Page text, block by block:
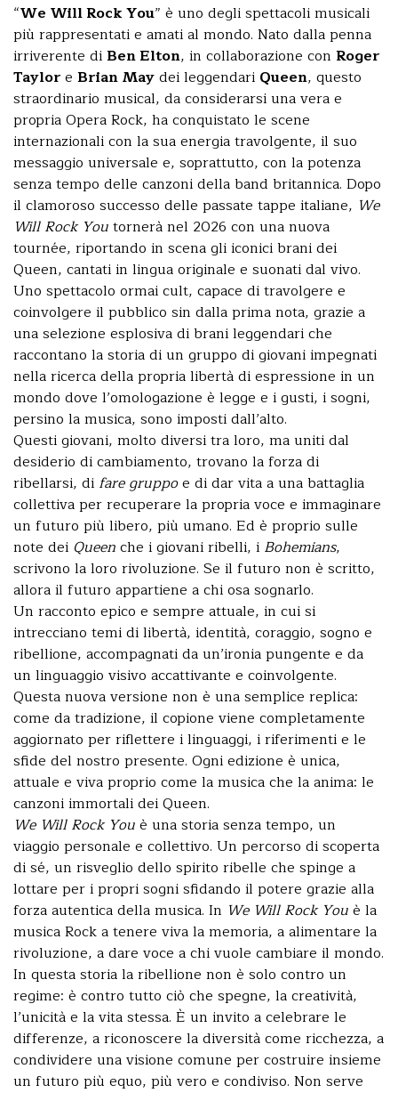
“We Will Rock You” è uno degli spettacoli musicali
più rappresentati e amati al mondo. Nato dalla penna
irriverente diBen Elton, in collaborazione con Roger
Taylore Brian Maydei leggendari Queen, questo
straordinario musical, da considerarsi una vera e
propria Opera Rock, ha conquistato le scene
internazionali con la sua energia travolgente, il suo
messaggio universale e, soprattutto, con la potenza
senza tempo delle canzoni della band britannica. Dopo
il clamoroso successo delle passate tappe italiane, We
Will Rock Youtornerà nel 2026 con una nuova
tournée, riportando in scena gli iconici brani dei
Queen, cantati in lingua originale e suonati dal vivo.
Uno spettacolo ormai cult, capace di travolgere e
coinvolgere il pubblico sin dalla prima nota, grazie a
una selezione esplosiva di brani leggendari che
raccontano la storia di un gruppo di giovani impegnati
nella ricerca della propria libertà di espressione in un
mondo dove l’omologazione è legge e i gusti, i sogni,
persino la musica, sono imposti dall’alto.
Questi giovani, molto diversi tra loro, ma uniti dal
desiderio di cambiamento, trovano la forza di
ribellarsi, di fare gruppoe di dar vita a una battaglia
collettiva per recuperare la propria voce e immaginare
un futuro più libero, più umano. Ed è proprio sulle
note dei Queenche i giovani ribelli, i Bohemians,
scrivono la loro rivoluzione. Se il futuro non è scritto,
allora il futuro appartiene a chi osa sognarlo.
Un racconto epico e sempre attuale, in cui si
intrecciano temi di libertà, identità, coraggio, sogno e
ribellione, accompagnati da un’ironia pungente e da
un linguaggio visivo accattivante e coinvolgente.
Questa nuova versione non è una semplice replica:
come da tradizione, il copione viene completamente
aggiornato per riflettere i linguaggi, i riferimenti e le
sfide del nostro presente. Ogni edizione è unica,
attuale e viva proprio come la musica che la anima: le
canzoni immortali dei Queen.
We Will Rock Youè una storia senza tempo, un
viaggio personale e collettivo. Un percorso di scoperta
di sé, un risveglio dello spirito ribelle che spinge a
lottare per i propri sogni sfidando il potere grazie alla
forza autentica della musica. In We Will Rock Youè la
musica Rock a tenere viva la memoria, a alimentare la
rivoluzione, a dare voce a chi vuole cambiare il mondo.
In questa storia la ribellione non è solo contro un
regime: è contro tutto ciò che spegne, la creatività,
l’unicità e la vita stessa. È un invito a celebrare le
differenze, a riconoscere la diversità come ricchezza, a
condividere una visione comune per costruire insieme
un futuro più equo, più vero e condiviso. Non serve